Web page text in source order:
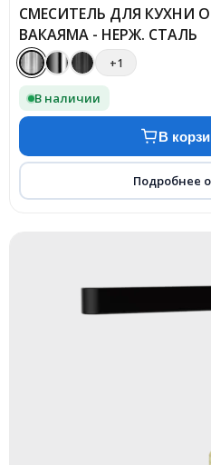
СМЕСИТЕЛЬ ДЛЯ КУХНИ
ВАКАЯМА - НЕРЖ. СТАЛЬ
+1
В наличии
В
Подробнее